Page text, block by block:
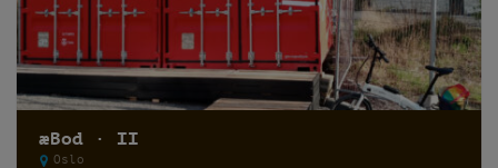
æBod · II
Oslo